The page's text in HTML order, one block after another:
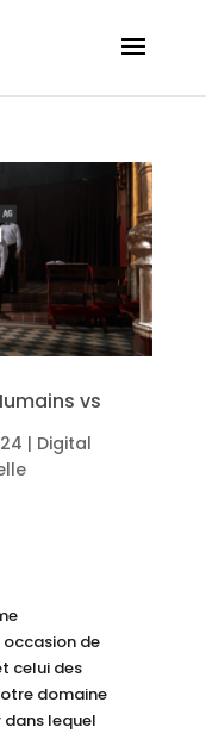
vs
| Digital
occasion de
celui des
domaine
dans lequel